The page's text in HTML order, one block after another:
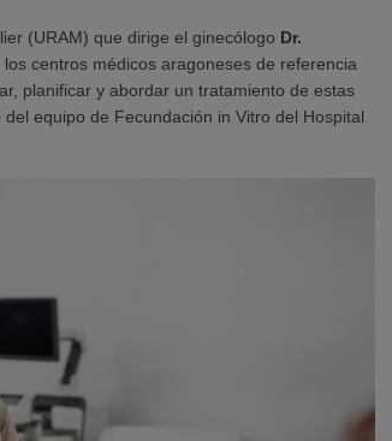
(URAM) que dirige el ginecólogo Dr.
centros médicos aragoneses de referencia
planificar y abordar un tratamiento de estas
equipo de Fecundación in Vitro del Hospital